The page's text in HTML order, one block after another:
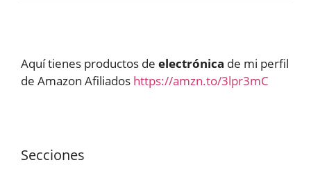
Aquí tienes productos de electrónica de mi perfil
de Amazon Afiliados https://amzn.to/3lpr3mC
Secciones